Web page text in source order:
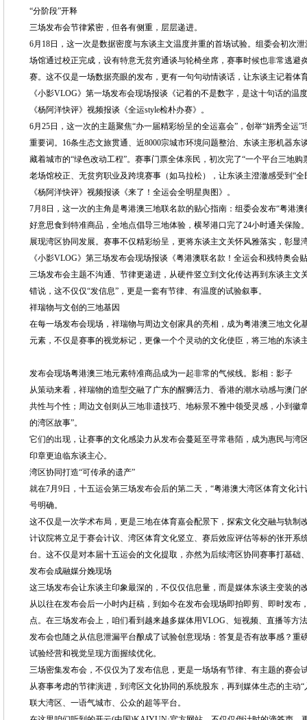
“分阶段”开释
三场发布会节律紧密，但各有侧重，层层递进。
6月18日，这一次是数据密度与东谈主文温度并重的首场试验。组委会初次
场馆通过校正完成，设有特意无贫穷通谈与轮椅坐席，赛事时候也非常逃避
赛。这不仅是一场数据亮眼的发布，更有一句句动情谈话，让东谈主记着体
《小影VLOG》第一场发布会现场报谈《记着的不是数字，是这十句话的温
《杨阿洋快评》视频报谈《全运style检朴办赛》。
6月25日，这一次的主题聚焦“办一届精彩纷呈的全运嘉会”，创举“娟秀全运
重要词。16条生态文旅贯通、近8000宗城市环境问题整治、东谈主形机器
藏着城市的“绿色改动工程”。赛事门票全体亲民，初次完了“一个平台三地购
老场馆校正、无贫穷职业及跨境赛事（如马拉松），让东谈主澄澈感受到“全
《杨阿洋快评》视频报谈《来了！全运会全明星舆图》。
7月8日，这一次的主角是粤港澳三地联名款的贴心指南：组委会发布“粤港
好意思食到特准商品，全地点倡导三地体验，横琴港口完了24小时通关保险
展现湾区协同发展。赛事不仅精彩纷呈，更将东谈主文关怀风雅落实，彰显
《小影VLOG》第三场发布会现场报谈《粤港澳联名款！全运会和残特奥会
三场发布会主题不沟通、节律更递进，从硬件竖立到文化传达再到东谈主文
错说，这不仅仅“发信息”，更是一套有节律、有温度的试验叙事。
祥瑞物与文创的三地基因
在每一场发布会现场，祥瑞物与周边文创家具的亮相，成为粤港澳三地文化
元素，不仅是赛事的视觉标记，更像一个个灵动的文化使臣，将三地的东谈
发布会现场粤港澳三地元素特准商品成为一起非常的气候线。影相：影子
从策动来看，祥瑞物的造型交融了广东的醒狮活力、香港的潮水动感与澳门
共性与个性；周边文创则从三地非遗技巧、地标景不雅中领受灵感，小到徽
的湾区故事”。
它们的出现，让赛事的文化感染力从发布会蔓延至寻常巷陌，成为惠民与湾
印章更迫临东谈主心。
湾区协同打造“可传承的遗产”
就在7月9日，十五运会第三场发布会后的第二天，“粤港澳大湾区体育文化
号明确。
这不仅是一次学术布局，更是三地在体育嘉会配景下，探索文化交融与轨制
计议院将立足于赛会计议、湾区体育文化竖立、赛后效应评估等标的张开系
台。这不仅是对本届十五运会的文化提取，亦然为后续湾区协同赛事打基础
发布会成融媒分娩现场
这三场发布会让东谈主印象最深的，不仅仅信息量，而是媒体东谈主变装的
从以往在发布会后一小时内赶稿，到如今在发布会现场即拍即剪、即时发布
点。在三场发布会上，咱们看到越来越多媒体用VLOG、短视频、直播等方
发布会也随之从信息泄漏平台酿成了试验创意现场：答复是否有故事感？重
试验经营和视觉呈现方面握续优化。
三场密集发布会，不仅仅为了发布信息，更是一场场有节律、有主题的赛会
从赛事考虑的节律演进，到湾区文化协同的系统股东，再到媒体生态的主动
联大湾区、一语气城市、公众的超等平台。